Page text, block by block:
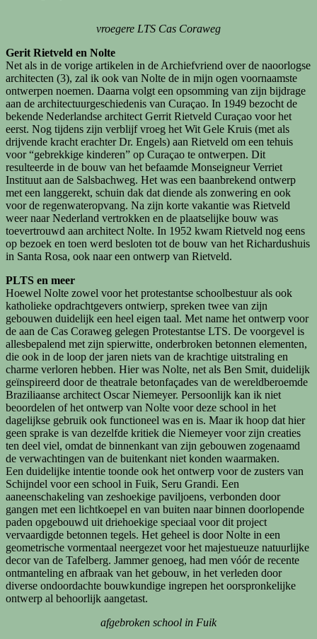
vroegere LTS Cas Coraweg
Gerit Rietveld en Nolte
Net als in de vorige artikelen in de Archiefvriend over de naoorlogse
architecten (3), zal ik ook van Nolte de in mijn ogen voornaamste
ontwerpen noemen. Daarna volgt een opsomming van zijn bijdrage
aan de architectuurgeschiedenis van Curaçao. In 1949 bezocht de
bekende Nederlandse architect Gerrit Rietveld Curaçao voor het
eerst. Nog tijdens zijn verblijf vroeg het Wit Gele Kruis (met als
drijvende kracht erachter Dr. Engels) aan Rietveld om een tehuis
voor “gebrekkige kinderen” op Curaçao te ontwerpen. Dit
resulteerde in de bouw van het befaamde Monseigneur Verriet
Instituut aan de Salsbachweg. Het was een baanbrekend ontwerp
met een langgerekt, schuin dak dat diende als zonwering en ook
voor de regenwateropvang. Na zijn korte vakantie was Rietveld
weer naar Nederland vertrokken en de plaatselijke bouw was
toevertrouwd aan architect Nolte. In 1952 kwam Rietveld nog eens
op bezoek en toen werd besloten tot de bouw van het Richardushuis
in Santa Rosa, ook naar een ontwerp van Rietveld.
PLTS en meer
Hoewel Nolte zowel voor het protestantse schoolbestuur als ook
katholieke opdrachtgevers ontwierp, spreken twee van zijn
gebouwen duidelijk een heel eigen taal. Met name het ontwerp voor
de aan de Cas Coraweg gelegen Protestantse LTS. De voorgevel is
allesbepalend met zijn spierwitte, onderbroken betonnen elementen,
die ook in de loop der jaren niets van de krachtige uitstraling en
charme verloren hebben. Hier was Nolte, net als Ben Smit, duidelijk
geïnspireerd door de theatrale betonfaçades van de wereldberoemde
Braziliaanse architect Oscar Niemeyer. Persoonlijk kan ik niet
beoordelen of het ontwerp van Nolte voor deze school in het
dagelijkse gebruik ook functioneel was en is. Maar ik hoop dat hier
geen sprake is van dezelfde kritiek die Niemeyer voor zijn creaties
ten deel viel, omdat de binnenkant van zijn gebouwen zogenaamd
de verwachtingen van de buitenkant niet konden waarmaken.
Een duidelijke intentie toonde ook het ontwerp voor de zusters van
Schijndel voor een school in Fuik, Seru Grandi. Een
aaneenschakeling van zeshoekige paviljoens, verbonden door
gangen met een lichtkoepel en van buiten naar binnen doorlopende
paden opgebouwd uit driehoekige speciaal voor dit project
vervaardigde betonnen tegels. Het geheel is door Nolte in een
geometrische vormentaal neergezet voor het majestueuze natuurlijke
decor van de Tafelberg. Jammer genoeg, had men vóór de recente
ontmanteling en afbraak van het gebouw, in het verleden door
diverse ondoordachte bouwkundige ingrepen het oorspronkelijke
ontwerp al behoorlijk aangetast.
afgebroken school in Fuik